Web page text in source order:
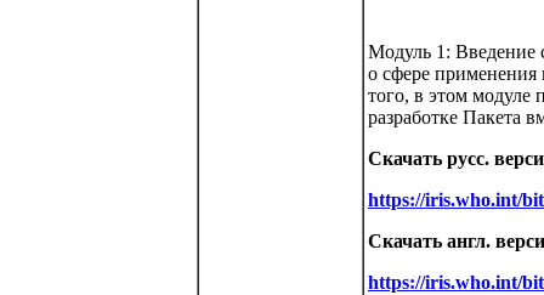
Модуль 1: Введение
о сфере применения
того, в этом модуле
разработке Пакета
Скачать русс.
https://iris.who.int/
Скачать англ.
https://iris.who.int/